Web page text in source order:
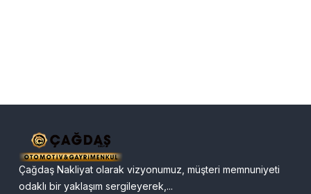
Çağdaş Nakliyat olarak vizyonumuz, müşteri memnuniyeti
odaklı bir yaklaşım sergileyerek,...